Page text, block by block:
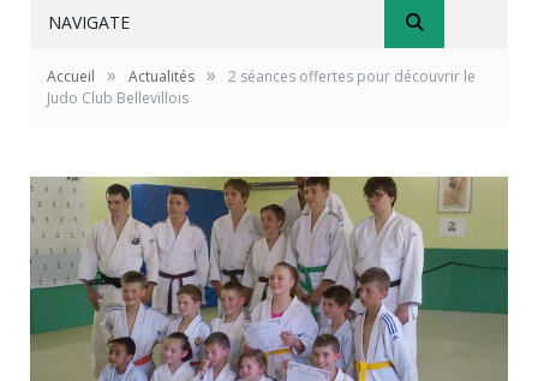
NAVIGATE
Accueil » Actualités »
2 séances offertes pour découvrir le
Judo Club Bellevillois